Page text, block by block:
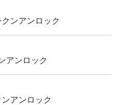
ンアンロック
アンロック
アンロック